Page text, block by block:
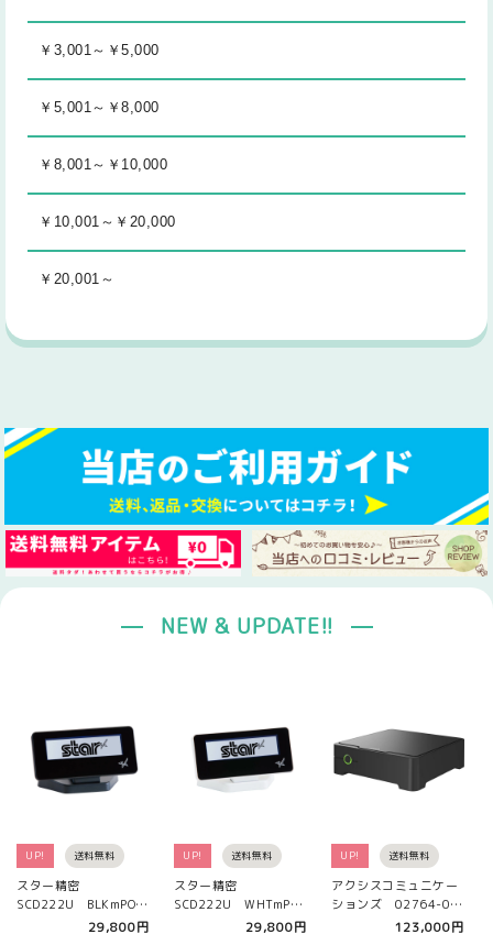
￥3,001～￥5,000
￥5,001～￥8,000
￥8,001～￥10,000
￥10,001～￥20,000
￥20,001～
NEW & UPDATE!!
送料無料
密
BLKmPOP
UP! 送料無料
スター精密
SCD222U WHTmPOP
専用 カスタマーディス
UP! 送料無料
アクシスコミュニケー
ションズ 02764-005
AXIS S3008 Mk II 2
UP!
パナソニッ
VMZ51J 液
クター